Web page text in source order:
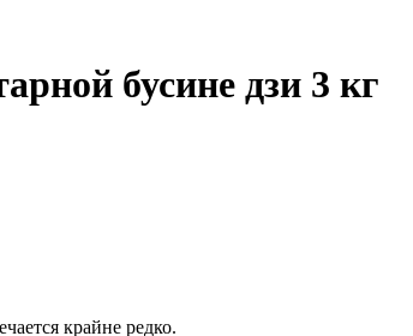
бусине дзи 3 кг
крайне редко.